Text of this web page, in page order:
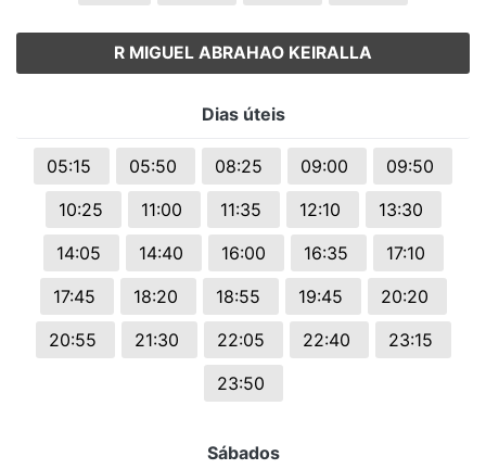
R MIGUEL ABRAHAO KEIRALLA
Dias úteis
05:15 05:50 08:25 09:00
09:50
10:25
11:00 11:35 12:10
13:30
14:05
14:40 16:00 16:35
17:10
17:45
18:20 18:55 19:45
20:20
20:55
21:30 22:05 22:40
23:15
23:50
Sábados